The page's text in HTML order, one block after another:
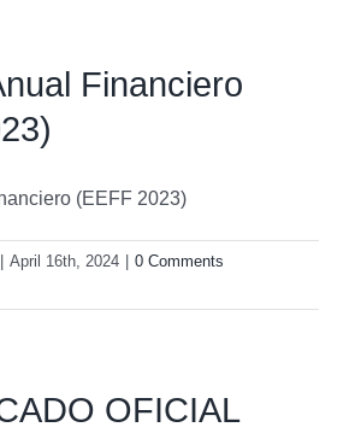
Financiero
(EEFF 2023)
April 16th, 2024
0 Comments
OFICIAL